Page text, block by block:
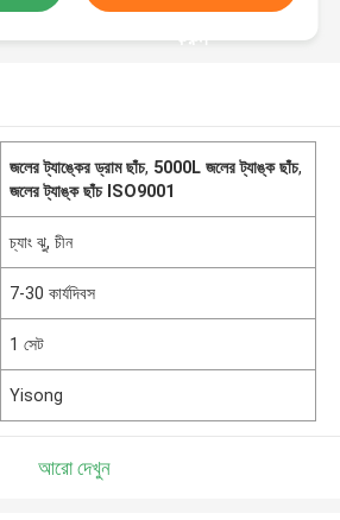
করুন
জলের ট্যাঙ্কের ড্রাম ছাঁচ, 5000L জলের ট্যাঙ্ক ছাঁচ,
জলের ট্যাঙ্ক ছাঁচ ISO9001
চ্যাং ঝু, চীন
7-30 কার্যদিবস
1 সেট
Yisong
আরো দেখুন